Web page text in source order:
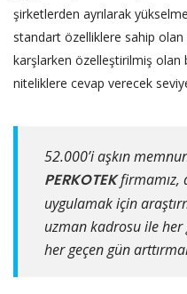
şirketlerden ayrılarak
standart özelliklere sahip olan
karşlarken özelleştirilmiş olan
niteliklere cevap verecek
52.000’i aşkın
PERKOTEKfirmamız,
uygulamak için
uzman kadrosu ile
her geçen gün